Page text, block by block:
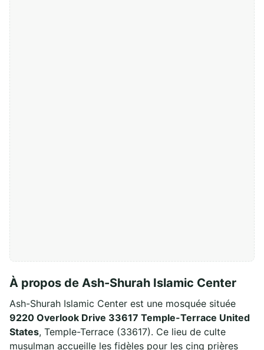
À propos de Ash-Shurah Islamic Center
Ash-Shurah Islamic Center est une mosquée située
9220 Overlook Drive 33617 Temple-Terrace United
States, Temple-Terrace (33617). Ce lieu de culte
musulman accueille les fidèles pour les cinq prières